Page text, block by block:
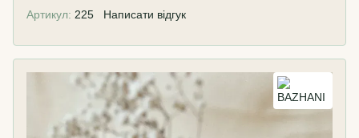
Артикул: 225 Написати відгук